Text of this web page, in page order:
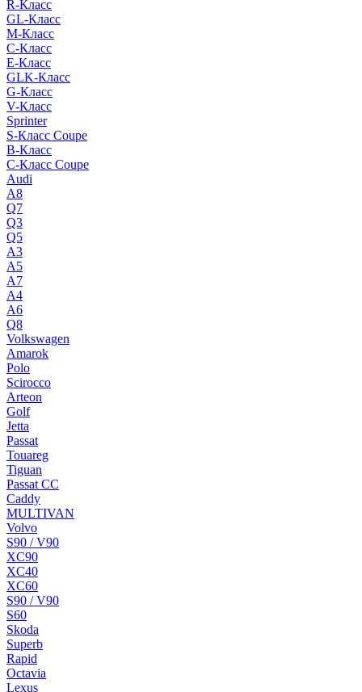
R-Класс
GL-Класс
M-Класс
C-Класс
E-Класс
GLK-Класс
G-Класс
V-Класс
Sprinter
S-Класс Сoupe
B-Класс
C-Класс Coupe
Audi
A8
Q7
Q3
Q5
A3
A5
A7
A4
A6
Q8
Volkswagen
Amarok
Polo
Scirocco
Arteon
Golf
Jetta
Passat
Touareg
Tiguan
Passat CC
Caddy
MULTIVAN
Volvo
S90 / V90
XC90
XC40
XC60
S90 / V90
S60
Skoda
Superb
Rapid
Octavia
Lexus